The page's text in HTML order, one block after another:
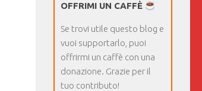
OFFRIMI UN CAFFÈ
Se trovi utile questo blog e
vuoi supportarlo, puoi
offrirmi un caffè con una
donazione. Grazie per il
tuo contributo!